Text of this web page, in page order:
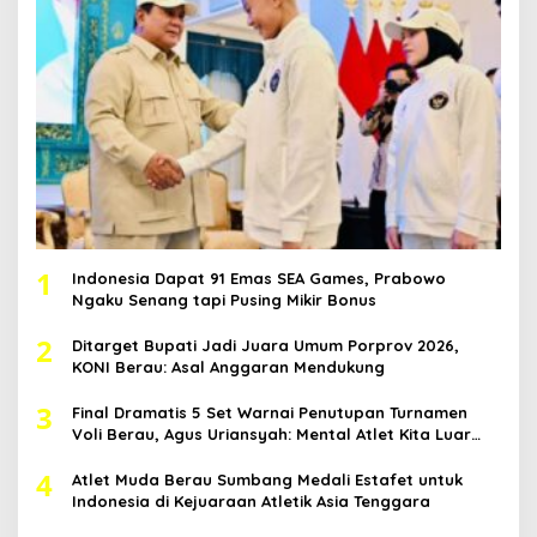
1
Indonesia Dapat 91 Emas SEA Games, Prabowo
Ngaku Senang tapi Pusing Mikir Bonus
2
Ditarget Bupati Jadi Juara Umum Porprov 2026,
KONI Berau: Asal Anggaran Mendukung
3
Final Dramatis 5 Set Warnai Penutupan Turnamen
Voli Berau, Agus Uriansyah: Mental Atlet Kita Luar
4
Atlet Muda Berau Sumbang Medali Estafet untuk
Indonesia di Kejuaraan Atletik Asia Tenggara